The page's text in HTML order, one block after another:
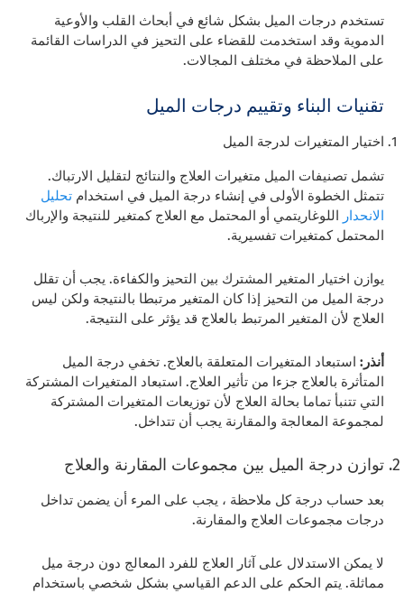
تستخدم درجات الميل بشكل شائع في أبحاث القلب والأوعية
الدموية وقد استخدمت للقضاء على التحيز في الدراسات القائمة
على الملاحظة في مختلف المجالات.
تقنيات البناء وتقييم درجات الميل
اختيار المتغيرات لدرجة الميل
تشمل تصنيفات الميل متغيرات العلاج والنتائج لتقليل الارتباك.
تتمثل الخطوة الأولى في إنشاء درجة الميل في استخدامتحليل
الانحدار اللوغاريتمي أو المحتمل مع العلاج كمتغير للنتيجة والإرباك
المحتمل كمتغيرات تفسيرية.
يوازن اختيار المتغير المشترك بين التحيز والكفاءة. يجب أن تقلل
درجة الميل من التحيز إذا كان المتغير مرتبطا بالنتيجة ولكن ليس
العلاج لأن المتغير المرتبط بالعلاج قد يؤثر على النتيجة.
أنذر: استبعاد المتغيرات المتعلقة بالعلاج. تخفي درجة الميل
المتأثرة بالعلاج جزءا من تأثير العلاج. استبعاد المتغيرات المشتركة
التي تتنبأ تماما بحالة العلاج لأن توزيعات المتغيرات المشتركة
لمجموعة المعالجة والمقارنة يجب أن تتداخل.
توازن درجة الميل بين مجموعات المقارنة والعلاج
بعد حساب درجة كل ملاحظة ، يجب على المرء أن يضمن تداخل
درجات مجموعات العلاج والمقارنة.
لا يمكن الاستدلال على آثار العلاج للفرد المعالج دون درجة ميل
مماثلة. يتم الحكم على الدعم القياسي بشكل شخصي باستخدام